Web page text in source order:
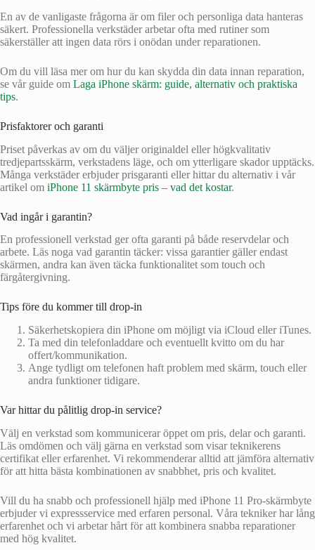
En av de vanligaste frågorna är om filer och personliga data hanteras
säkert. Professionella verkstäder arbetar ofta med rutiner som
säkerställer att ingen data rörs i onödan under reparationen.
Om du vill läsa mer om hur du kan skydda din data innan reparation,
se vår guide om Laga iPhone skärm: guide, alternativ och praktiska
tips.
Prisfaktorer och garanti
Priset påverkas av om du väljer originaldel eller högkvalitativ
tredjepartsskärm, verkstadens läge, och om ytterligare skador upptäcks.
Många verkstäder erbjuder prisgaranti eller hittar du alternativ i vår
artikel om iPhone 11 skärmbyte pris – vad det kostar.
Vad ingår i garantin?
En professionell verkstad ger ofta garanti på både reservdelar och
arbete. Läs noga vad garantin täcker: vissa garantier gäller endast
skärmen, andra kan även täcka funktionalitet som touch och
färgåtergivning.
Tips före du kommer till drop-in
Säkerhetskopiera din iPhone om möjligt via iCloud eller iTunes.
Ta med din telefonladdare och eventuellt kvitto om du har
offert/kommunikation.
Ange tydligt om telefonen haft problem med skärm, touch eller
andra funktioner tidigare.
Var hittar du pålitlig drop-in service?
Välj en verkstad som kommunicerar öppet om pris, delar och garanti.
Läs omdömen och välj gärna en verkstad som visar teknikerens
certifikat eller erfarenhet. Vi rekommenderar alltid att jämföra alternativ
för att hitta bästa kombinationen av snabbhet, pris och kvalitet.
Vill du ha snabb och professionell hjälp med iPhone 11 Pro-skärmbyte
erbjuder vi expressservice med erfaren personal. Våra tekniker har lång
erfarenhet och vi arbetar hårt för att kombinera snabba reparationer
med hög kvalitet.